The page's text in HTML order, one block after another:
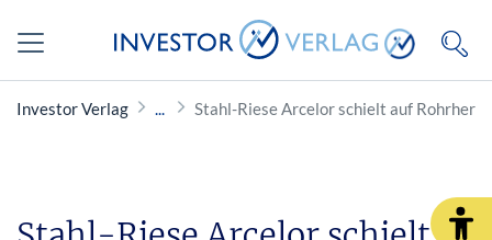
Investor Verlag Stahl-Riese Arcelor schielt auf